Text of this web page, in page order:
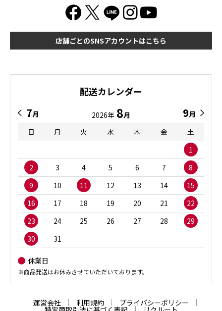
店舗ごとのSNSアカウントはこちら
配送カレンダー
7月 2026年 8月 9月
日
月 火 水 木 金
土
1
2
3 4 5 6 7
8
9
10 11 12 13 14
15
16
17 18 19 20 21
22
23
24 25 26 27 28
29
30
31
休業日
※商品発送はお休みさせていただいております。
運営会社 利用規約 プライバシーポリシー